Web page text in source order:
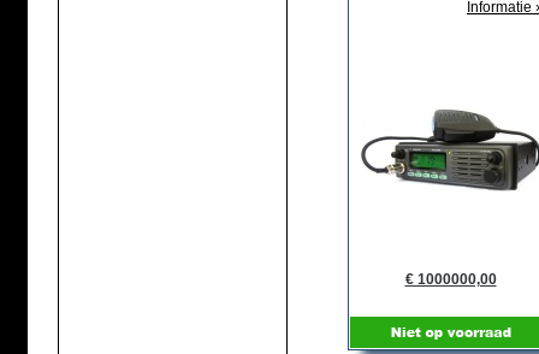
Informatie
€ 1000000,00